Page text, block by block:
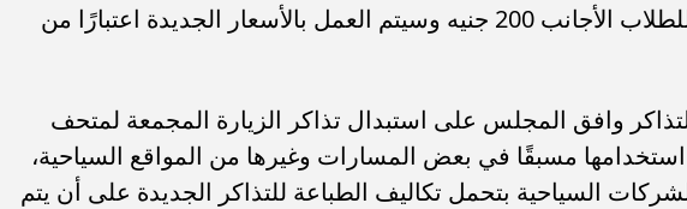
للزائر الأجنبي بينما السعر للطلاب الأجانب 200 جنيه وسيتم العمل بالأسعار الجديدة اعتبارًا من
وافق المجلس على استبدال تذاكر الزيارة المجمعة لمتحف
مسبقًا في بعض المسارات وغيرها من المواقع السياحية،
السياحية بتحمل تكاليف الطباعة للتذاكر الجديدة على أن يتم